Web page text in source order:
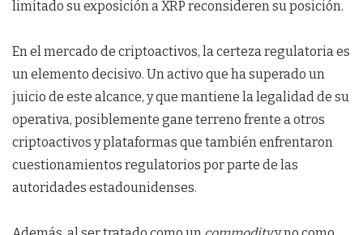
limitado su exposición a XRP reconsideren su posición.
En el mercado de criptoactivos, la certeza regulatoria es
un elemento decisivo. Un activo que ha superado un
juicio de este alcance, y que mantiene la legalidad de su
operativa, posiblemente gane terreno frente a otros
criptoactivos y plataformas que también enfrentaron
cuestionamientos regulatorios por parte de las
autoridades estadounidenses.